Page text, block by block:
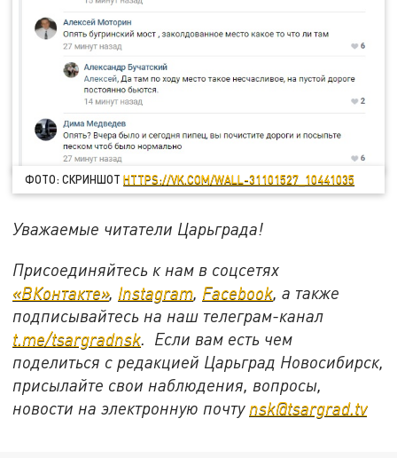
ФОТО: СКРИНШОТHTTPS://VK.COM/WALL-31101527_10441035
Уважаемые читатели Царьграда!
Присоединяйтесь к нам в соцсетях
«ВКонтакте», Instagram, Facebook, а также
подписывайтесь на наш телеграм-канал
t.me/tsargradnsk. Если вам есть чем
поделиться с редакцией Царьград Новосибирск,
присылайте свои наблюдения, вопросы,
новости на электронную почту nsk@tsargrad.tv